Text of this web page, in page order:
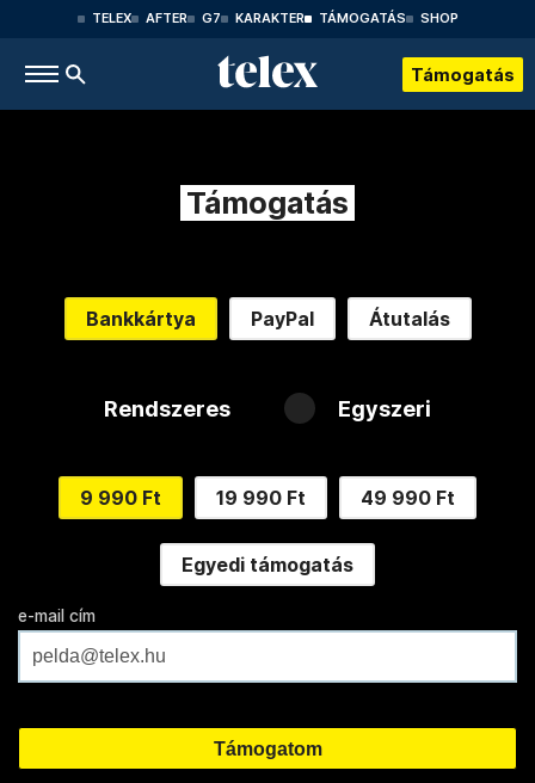
TELEX AFTER G7 KARAKTER TÁMOGATÁS SHOP
Támogatás
Támogatás
Bankkártya PayPal Átutalás
Rendszeres Egyszeri
9 990 Ft 19 990 Ft 49 990 Ft
Egyedi támogatás
e-mail cím